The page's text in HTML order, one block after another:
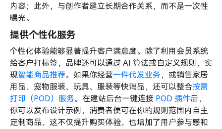
内容；此外，与创作者建立长期合作关系，而不是一次性
曝光。
提供个性化服务
个性化体验能够显著提升客户满意度。除了利用会员系统
给客户打标签，品牌还可以通过 AI 算法或自定义规则，实
现智能商品推荐。如果你经营一件代发业务，或销售家居
用品、宠物服装、玩具、服装等快消品，还可以整合按需
打印（POD）服务。在建站后台一键连接 POD 插件后，
你可以发布设计示例，消费者便可在你的规则范围内自主
定制商品，这不仅提升购买体验，也增加了用户参与感和